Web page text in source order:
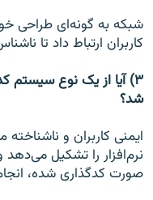
شبکه به گونه‌ای طراحی
کاربران ارتباط داد تا
شد؟
ایمنی کاربران و
نرم‌افزار را تشکیل
صورت کدگذاری شده،